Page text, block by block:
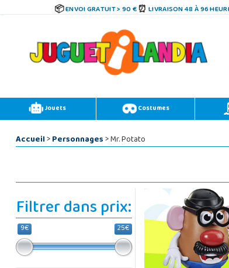
ENVOI GRATUIT > 90 € LIVRAISON 48 À 96
Jouets Costumes
Accueil>Personnages> Mr. Potato
Filtrer dans prix:
9€ 25€